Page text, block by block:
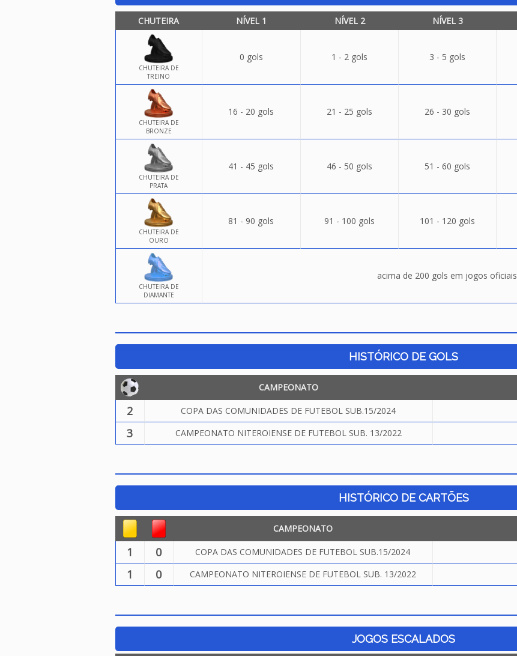
CHUTEIRA NÍVEL 1 NÍVEL 2 NÍVEL 3
CHUTEIRA DE
TREINO
0 gols 1 - 2 gols 3 - 5 gols
CHUTEIRA DE
BRONZE
16 - 20 gols 21 - 25 gols 26 - 30 gols
CHUTEIRA DE
PRATA
41 - 45 gols 46 - 50 gols 51 - 60 gols
CHUTEIRA DE
OURO
81 - 90 gols 91 - 100 gols 101 - 120 gols
CHUTEIRA DE
DIAMANTE
acima de 200 gols em jogos oficiais
HISTÓRICO DE GOLS
CAMPEONATO
2 COPA DAS COMUNIDADES DE FUTEBOL SUB.15/2024
3 CAMPEONATO NITEROIENSE DE FUTEBOL SUB. 13/2022
HISTÓRICO DE CARTÕES
CAMPEONATO
1 0 COPA DAS COMUNIDADES DE FUTEBOL SUB.15/2024
1 0 CAMPEONATO NITEROIENSE DE FUTEBOL SUB. 13/2022
JOGOS ESCALADOS